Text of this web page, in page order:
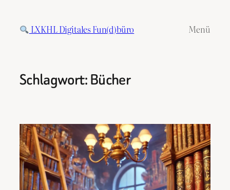
Inhalt
springen
LXKHL Digitales Fun(d)büro Menü
Schlagwort:Bücher